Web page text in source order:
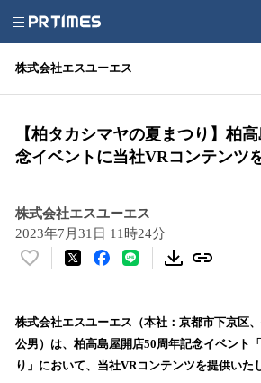
株式会社エスユーエス
【柏タカシマヤの夏まつり】柏
念イベントに当社VRコンテンツ
株式会社エスユーエス
2023年7月31日 11時24分
い
！
数
を
株式会社エスユーエス（本社：京都市下京区
公男）は、柏高島屋開店50周年記念イベント
り」において、当社VRコンテンツを提供いた